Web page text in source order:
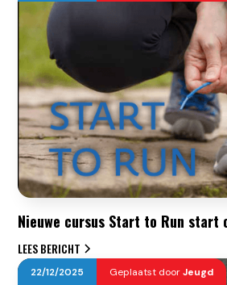
Nieuwe cursus Start to Run start
LEES BERICHT
22/12/2025 Geplaatst doorJeugd